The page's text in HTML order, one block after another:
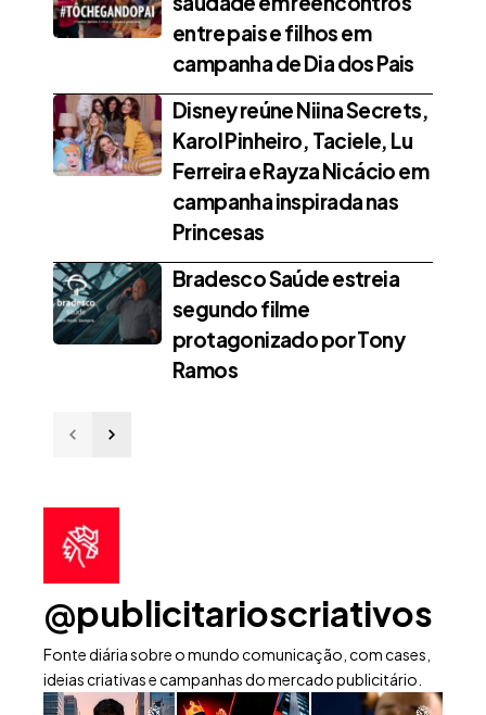
entre pais e filhos em
campanha de Dia dos Pais
Disney reúne Niina Secrets,
Karol Pinheiro, Taciele, Lu
Ferreira e Rayza Nicácio em
campanha inspirada nas
Princesas
Bradesco Saúde estreia
segundo filme
protagonizado por Tony
Ramos
@publicitarioscriativos
Fonte diária sobre o mundo comunicação, com cases,
ideias criativas e campanhas do mercado publicitário.